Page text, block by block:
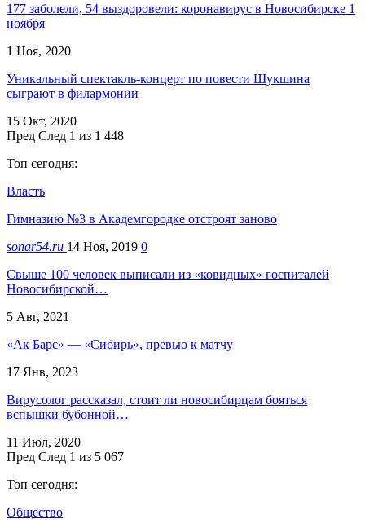
177 заболели, 54 выздоровели: коронавирус в Новосибирске 1
ноября
1 Ноя, 2020
Уникальный спектакль-концерт по повести Шукшина
сыграют в филармонии
15 Окт, 2020
Пред След 1 из 1 448
Топ сегодня:
Власть
Гимназию №3 в Академгородке отстроят заново
sonar54.ru 14 Ноя, 2019 0
Свыше 100 человек выписали из «ковидных» госпиталей
Новосибирской…
5 Авг, 2021
«Ак Барс» — «Сибирь», превью к матчу
17 Янв, 2023
Вирусолог рассказал, стоит ли новосибирцам бояться
вспышки бубонной…
11 Июл, 2020
Пред След 1 из 5 067
Топ сегодня:
Общество